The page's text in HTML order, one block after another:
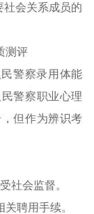
社会关系成员的
测评
警察录用体能
警察职业心理
但作为辨识考
社会监督。
聘用手续。